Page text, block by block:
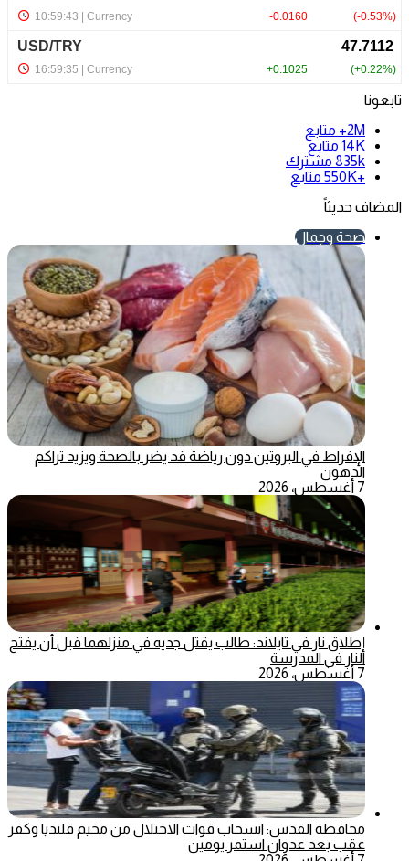
تابعونا
2M+
متابع
14K متابع
835k مشترك
+550K
متابع
المضاف حديثاً
صحة وجمال
الإفراط في البروتين دون رياضة قد يضر بالصحة ويزيد تراكم
الدهون
7 أغسطس، 2026
إطلاق نار في تايلاند: طالب يقتل جديه في منزلهما قبل أن يفتح
النار في المدرسة
7 أغسطس، 2026
محافظة القدس: انسحاب قوات الاحتلال من مخيم قلنديا وكفر
عقب بعد عدوان استمر يومين